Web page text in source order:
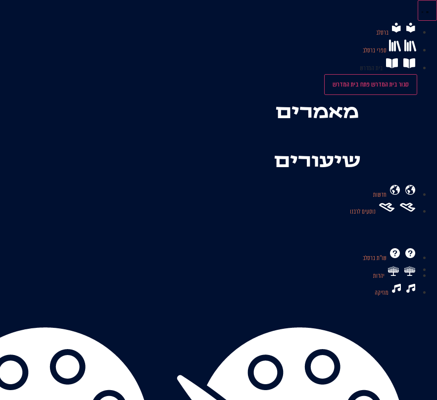
לתוכן
ברסלב
ספרי ברסלב
בית המדרש
סגור בית המדרשפתח בית המדרש
מאמרים
שיעורים
חדשות
נוסעים לרבנו
שו’’ת ברסלב
יהדות
מוזיקה